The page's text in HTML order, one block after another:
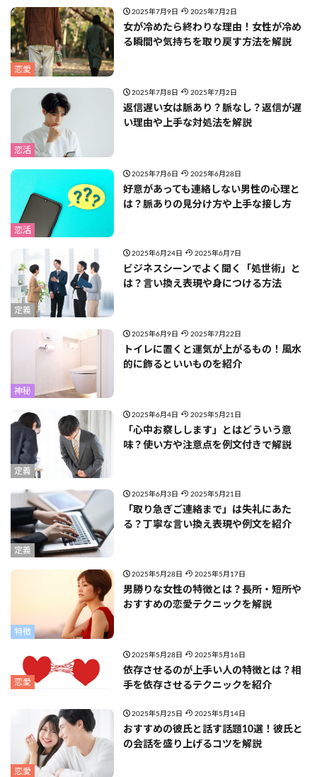
恋愛
2025年7月9日 2025年7月2日
女が冷めたら終わりな理由！女性が冷め
る瞬間や気持ちを取り戻す方法を解説
恋活
2025年7月8日 2025年7月2日
返信遅い女は脈あり？脈なし？返信が遅
い理由や上手な対処法を解説
恋活
2025年7月6日 2025年6月28日
好意があっても連絡しない男性の心理と
は？脈ありの見分け方や上手な接し方
定義
2025年6月24日 2025年6月7日
ビジネスシーンでよく聞く「処世術」と
は？言い換え表現や身につける方法
神秘
2025年6月9日 2025年7月22日
トイレに置くと運気が上がるもの！風水
的に飾るといいものを紹介
定義
2025年6月4日 2025年5月21日
「心中お察しします」とはどういう意
味？使い方や注意点を例文付きで解説
定義
2025年6月3日 2025年5月21日
「取り急ぎご連絡まで」は失礼にあた
る？丁寧な言い換え表現や例文を紹介
特徴
2025年5月28日 2025年5月17日
男勝りな女性の特徴とは？長所・短所や
おすすめの恋愛テクニックを解説
恋愛
2025年5月28日 2025年5月16日
依存させるのが上手い人の特徴とは？相
手を依存させるテクニックを紹介
恋愛
2025年5月25日 2025年5月14日
おすすめの彼氏と話す話題10選！彼氏と
の会話を盛り上げるコツを解説